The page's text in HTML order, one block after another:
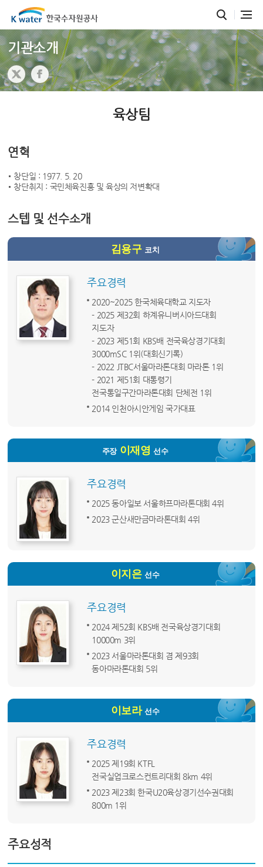
기관소개
육상팀
연혁
창단일 : 1977. 5. 20
창단취지 : 국민체육진흥 및 육상의 저변확대
스텝 및 선수소개
김용구 코치
주요경력
2020~2025 한국체육대학교 지도자
- 2025 제32회 하계유니버시아드대회
지도자
- 2023 제51회 KBS배 전국육상경기대회
3000mSC 1위(대회신기록)
- 2022 JTBC서울마라톤대회 마라톤 1위
- 2021 제51회 대통령기
전국통일구간마라톤대회 단체전 1위
2014 인천아시안게임 국가대표
주장이재영 선수
주요경력
2025 동아일보 서울하프마라톤대회 4위
2023 군산새만금마라톤대회 4위
이지은선수
주요경력
2024 제52회 KBS배 전국육상경기대회
10000m 3위
2023 서울마라톤대회 겸 제93회
동아마라톤대회 5위
이보라선수
주요경력
2025 제19회 KTFL
전국실업크로스컨트리대회 8km 4위
2023 제23회 한국U20육상경기선수권대회
800m 1위
주요성적